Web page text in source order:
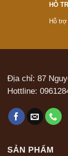
HỖ
Hỗ
Địa chỉ: 87
Hottline:
SẢN PHẨM